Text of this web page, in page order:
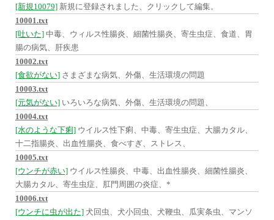
[新規10079] 新規に登録されました、クリックして編集。
10001.txt
[吐いた] 中毒、ウィルス性腸炎、細菌性腸炎、寄生虫症、食道、胃
腸の病気、肝疾患
10002.txt
[食欲がない] さまざまな病気、外傷、生活環境の問題
10003.txt
[元気がない] いろいろな病気、外傷、生活環境の問題、
10004.txt
[水のような下痢] ウイルス性下痢、中毒、寄生虫症、大腸カタル、
十二指腸炎、出血性腸炎、食べすぎ、ストレス、
10005.txt
[ウンチが赤い] ウイルス性腸炎、中毒、出血性腸炎、細菌性腸炎、
大腸カタル、寄生虫症、肛門周囲の炎症、*
10006.txt
[ウンチに虫が出た] 犬回虫、犬小回虫、犬鞭虫、瓜実条虫、マンソ